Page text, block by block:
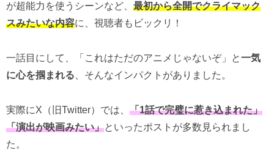
が超能力を使うシーンなど、 最初から全開でクライマック
スみたいな内容に、視聴者もビックリ！
一話目にして、「これはただのアニメじゃないぞ」と一気
に心を掴まれる 、そんなインパクトがありました。
実際にX（旧Twitter）では、 「1話で完璧に惹き込まれた」
「演出が映画みたい」といったポストが多数見られまし
た。